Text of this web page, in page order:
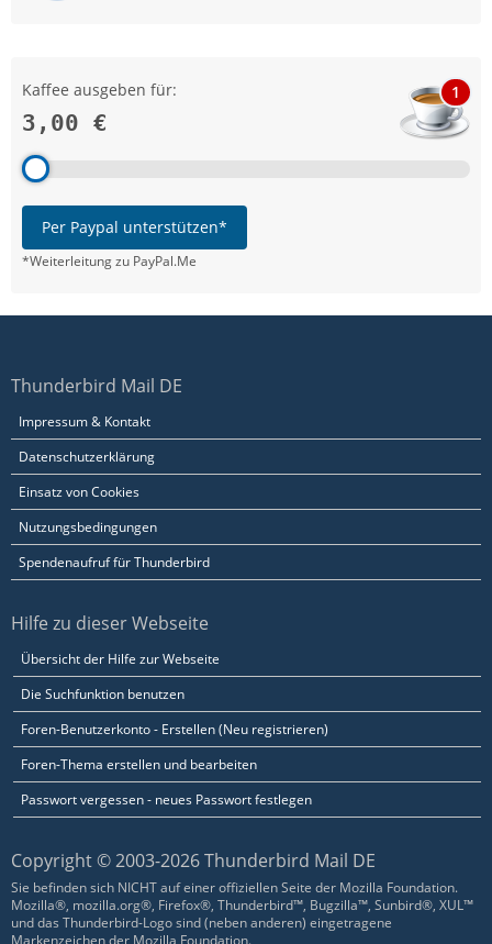
Kaffee ausgeben für:
3,00 €
1
Per Paypal unterstützen*
*Weiterleitung zu PayPal.Me
Thunderbird Mail DE
Impressum & Kontakt
Datenschutzerklärung
Einsatz von Cookies
Nutzungsbedingungen
Spendenaufruf für Thunderbird
Hilfe zu dieser Webseite
Übersicht der Hilfe zur Webseite
Die Suchfunktion benutzen
Foren-Benutzerkonto - Erstellen (Neu registrieren)
Foren-Thema erstellen und bearbeiten
Passwort vergessen - neues Passwort festlegen
Copyright © 2003-2026 Thunderbird Mail DE
Sie befinden sich NICHT auf einer offiziellen Seite der Mozilla Foundation.
Mozilla®, mozilla.org®, Firefox®, Thunderbird™, Bugzilla™, Sunbird®, XUL™
und das Thunderbird-Logo sind (neben anderen) eingetragene
Markenzeichen der Mozilla Foundation.